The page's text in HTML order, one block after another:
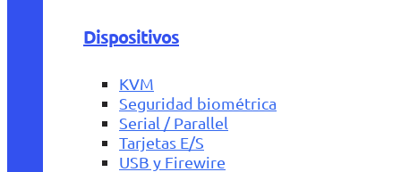
Dispositivos
KVM
Seguridad biométrica
Serial / Parallel
Tarjetas E/S
USB y Firewire